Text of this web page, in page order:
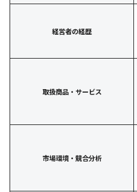
経営者の経歴
取扱商品・サービス
市場環境・競合分析